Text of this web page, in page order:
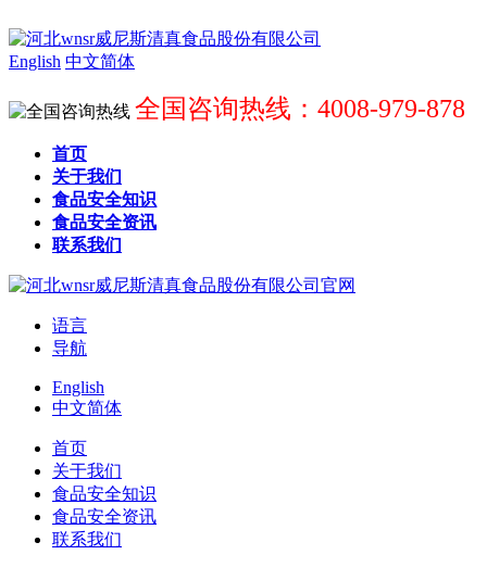
English 中文简体
全国咨询热线：4008-979-878
首页
关于我们
食品安全知识
食品安全资讯
联系我们
语言
导航
English
中文简体
首页
关于我们
食品安全知识
食品安全资讯
联系我们